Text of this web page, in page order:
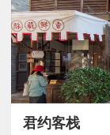
君约客栈